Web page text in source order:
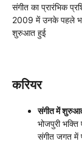
संगीत का प्रारंभिक
2009 में उनके पहले
शुरुआत हुई
करियर
संगीत में
भोजपुरी
संगीत जगत में